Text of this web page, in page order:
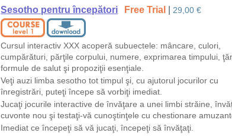
Sesotho pentru începători
Free Trial 29,00 €
Cursul interactiv XXX acoperă subuectele: mâncare, culori,
cumpărături, părţile corpului, numere, exprimarea timpului,
formule de salut şi propoziţii esenţiale.
Veţi auzi limba sesotho tot timpul şi, cu ajutorul jocurilor cu
înregistrări, puteţi începe să vorbiţi imediat.
Jucaţi jocurile interactive de învăţare a unei limbi străine,
cuvonte nou şi testaţi-vă cunoştinţele cu chestionare
Imediat ce începeţi să vă jucaţi, începeţi să învăţaţi.